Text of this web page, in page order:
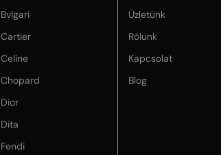
Bvlgari
Cartier
Celine
Chopard
Dior
Dita
Fendi
Üzletünk
Rólunk
Kapcsolat
Blog